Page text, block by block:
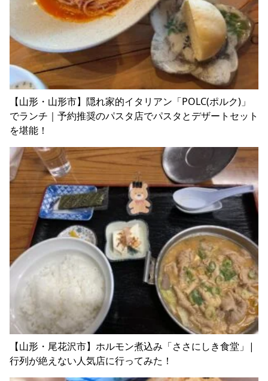
【山形・山形市】隠れ家的イタリアン「POLC(ポルク)」
でランチ｜予約推奨のパスタ店でパスタとデザートセット
を堪能！
【山形・尾花沢市】ホルモン煮込み「ささにしき食堂」|
行列が絶えない人気店に行ってみた！